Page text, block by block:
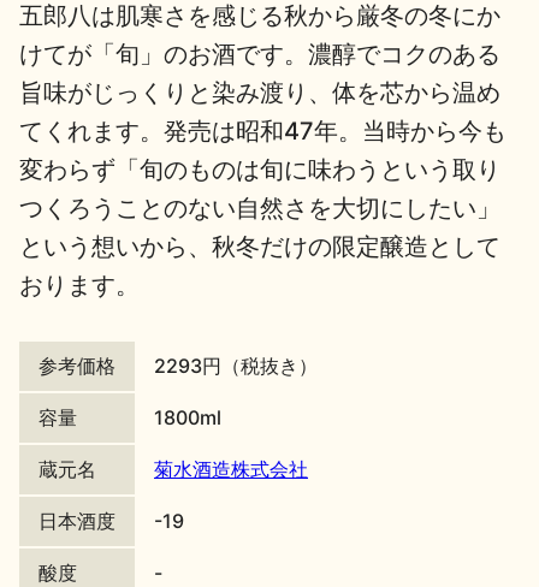
地酒川柳 地酒小説
日本酒の楽しみ方特集
地酒・イベント情報
五郎八は肌寒さを感じる秋から厳冬の冬にか
けてが「旬」のお酒です。濃醇でコクのある
旨味がじっくりと染み渡り、体を芯から温め
てくれます。発売は昭和47年。当時から今も
変わらず「旬のものは旬に味わうという取り
つくろうことのない自然さを大切にしたい」
という想いから、秋冬だけの限定醸造として
おります。
参考価格 2293円（税抜き）
容量 1800ml
蔵元名 菊水酒造株式会社
日本酒度 -19
酸度 -